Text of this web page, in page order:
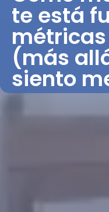
te está
(más
siento